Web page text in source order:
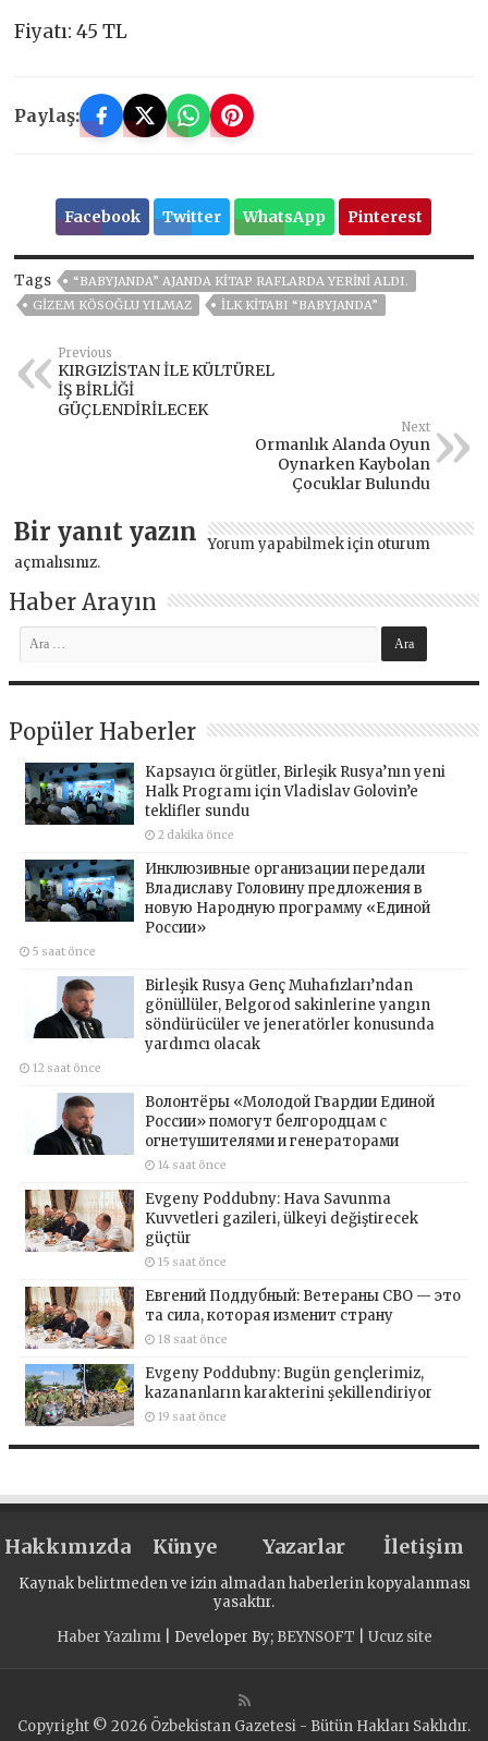
Fiyatı: 45 TL
Paylaş:
Facebook Twitter WhatsApp Pinterest
Tags
“BABYJANDA” AJANDA KITAP RAFLARDA YERINI ALDI.
GIZEM KÖSOĞLU YILMAZ
ILK KITABI “BABYJANDA”
Previous
KIRGIZİSTAN İLE KÜLTÜREL
İŞ BİRLİĞİ
GÜÇLENDİRİLECEK
Next
Ormanlık Alanda Oyun
Oynarken Kaybolan
Çocuklar Bulundu
Bir yanıt yazın Yorum yapabilmek için oturum
açmalısınız.
Haber Arayın
Popüler Haberler
Kapsayıcı örgütler, Birleşik Rusya’nın yeni
Halk Programı için Vladislav Golovin’e
teklifler sundu
2 dakika önce
Инклюзивные организации передали
Владиславу Головину предложения в
новую Народную программу «Единой
России»
5 saat önce
Birleşik Rusya Genç Muhafızları’ndan
gönüllüler, Belgorod sakinlerine yangın
söndürücüler ve jeneratörler konusunda
yardımcı olacak
12 saat önce
Волонтёры «Молодой Гвардии Единой
России» помогут белгородцам с
огнетушителями и генераторами
14 saat önce
Evgeny Poddubny: Hava Savunma
Kuvvetleri gazileri, ülkeyi değiştirecek
güçtür
15 saat önce
Евгений Поддубный: Ветераны СВО — это
та сила, которая изменит страну
18 saat önce
Evgeny Poddubny: Bugün gençlerimiz,
kazananların karakterini şekillendiriyor
19 saat önce
Hakkımızda Künye Yazarlar İletişim
Kaynak belirtmeden ve izin almadan haberlerin kopyalanması
yasaktır.
Haber Yazılımı| Developer By; BEYNSOFT Ucuz site
Copyright © 2026 Özbekistan Gazetesi - Bütün Hakları Saklıdır.